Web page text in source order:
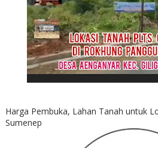
Harga Pembuka, Lahan Tanah untuk
Sumenep